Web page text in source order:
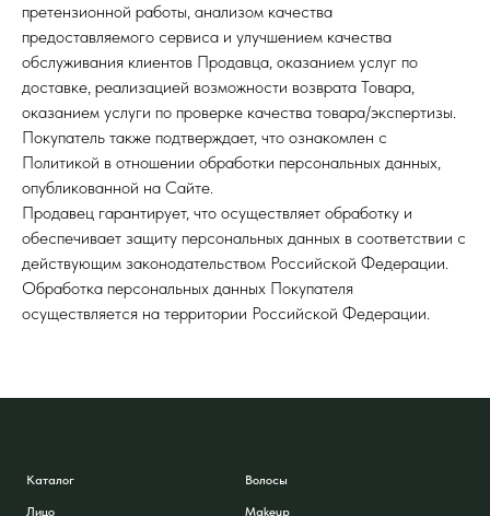
претензионной работы, анализом качества
предоставляемого сервиса и улучшением качества
обслуживания клиентов Продавца, оказанием услуг по
доставке, реализацией возможности возврата Товара,
оказанием услуги по проверке качества товара/экспертизы.
Покупатель также подтверждает, что ознакомлен с
Политикой в отношении обработки персональных данных,
опубликованной на Сайте.
Продавец гарантирует, что осуществляет обработку и
обеспечивает защиту персональных данных в соответствии с
действующим законодательством Российской Федерации.
Обработка персональных данных Покупателя
осуществляется на территории Российской Федерации.
Каталог
Лицо
Волосы
Makeup